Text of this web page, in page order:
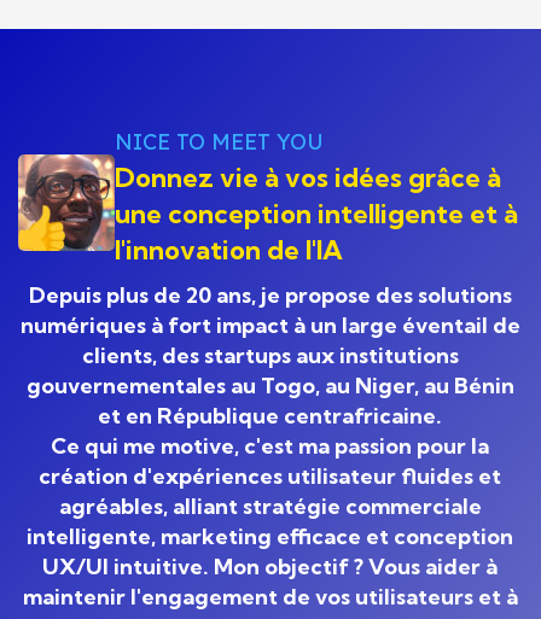
NICE TO MEET YOU
Donnez vie à vos idées grâce à
une conception intelligente et à
l'innovation de l'IA
Depuis plus de 20 ans, je propose des solutions
numériques à fort impact à un large éventail de
clients, des startups aux institutions
gouvernementales au Togo, au Niger, au Bénin
et en République centrafricaine.
Ce qui me motive, c'est ma passion pour la
création d'expériences utilisateur fluides et
agréables, alliant stratégie commerciale
intelligente, marketing efficace et conception
UX/UI intuitive. Mon objectif ? Vous aider à
maintenir l'engagement de vos utilisateurs et à